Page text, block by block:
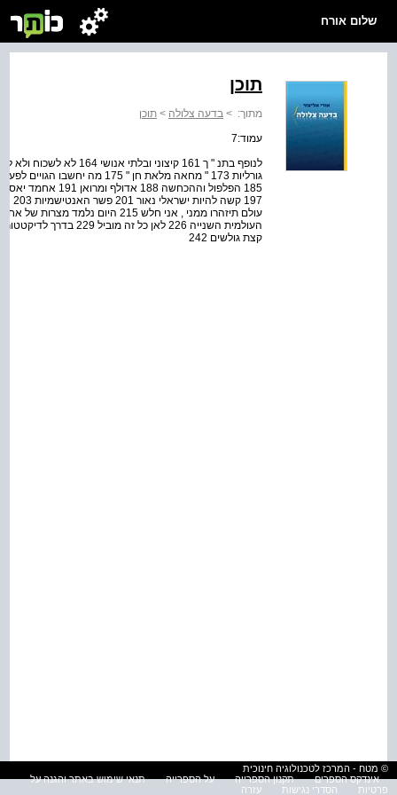
שלום אורח
תוכן
מתוך: > בדעה צלולה > תוכן
עמוד:7
קצת גולשים 242
© מטח - המרכז לטכנולוגיה חינוכית
אינדקס הספרים
תקנון הספרייה על הספרייה
תנאי שימוש באתר והגנה על
פרטיות
הסדרי נגישות עזרה